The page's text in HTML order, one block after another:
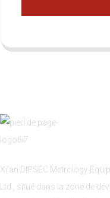
Xi'an DIPSEC Metrology
Ltd., situé dans la zone de